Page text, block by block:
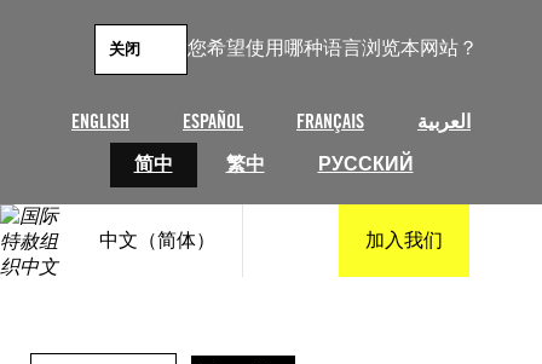
您希望使用哪种语言浏览本网站？
ENGLISH ESPAÑOL FRANÇAIS
العربية
简中
繁中 РУССКИЙ
关闭
中文（简体） 加入我们